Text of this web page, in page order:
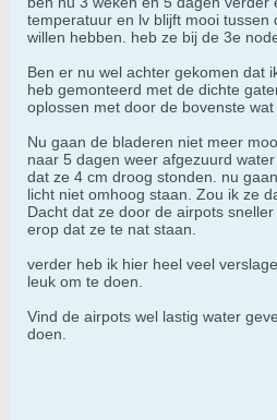
temperatuur en lv blijft mooi tussen
willen hebben. heb ze bij de 3e
Ben er nu wel achter gekomen dat
heb gemonteerd met de dichte
oplossen met door de bovenste wat
Nu gaan de bladeren niet meer
naar 5 dagen weer afgezuurd
dat ze 4 cm droog stonden. nu
licht niet omhoog staan. Zou ik ze
Dacht dat ze door de airpots
erop dat ze te nat staan.
verder heb ik hier heel veel
leuk om te doen.
Vind de airpots wel lastig water
doen.